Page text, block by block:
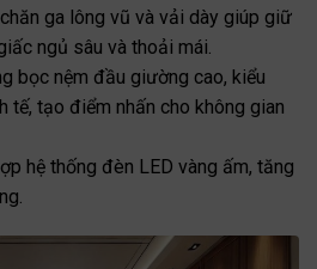
ga lông vũ và vải dày giúp giữ
ngủ sâu và thoải mái.
bọc nệm đầu giường cao, kiểu
tế, tạo điểm nhấn cho không gian
hệ thống đèn LED vàng ấm, tăng